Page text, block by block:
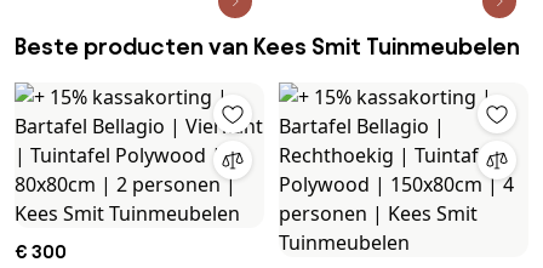
Beste producten van Kees Smit Tuinmeubelen
€ 300